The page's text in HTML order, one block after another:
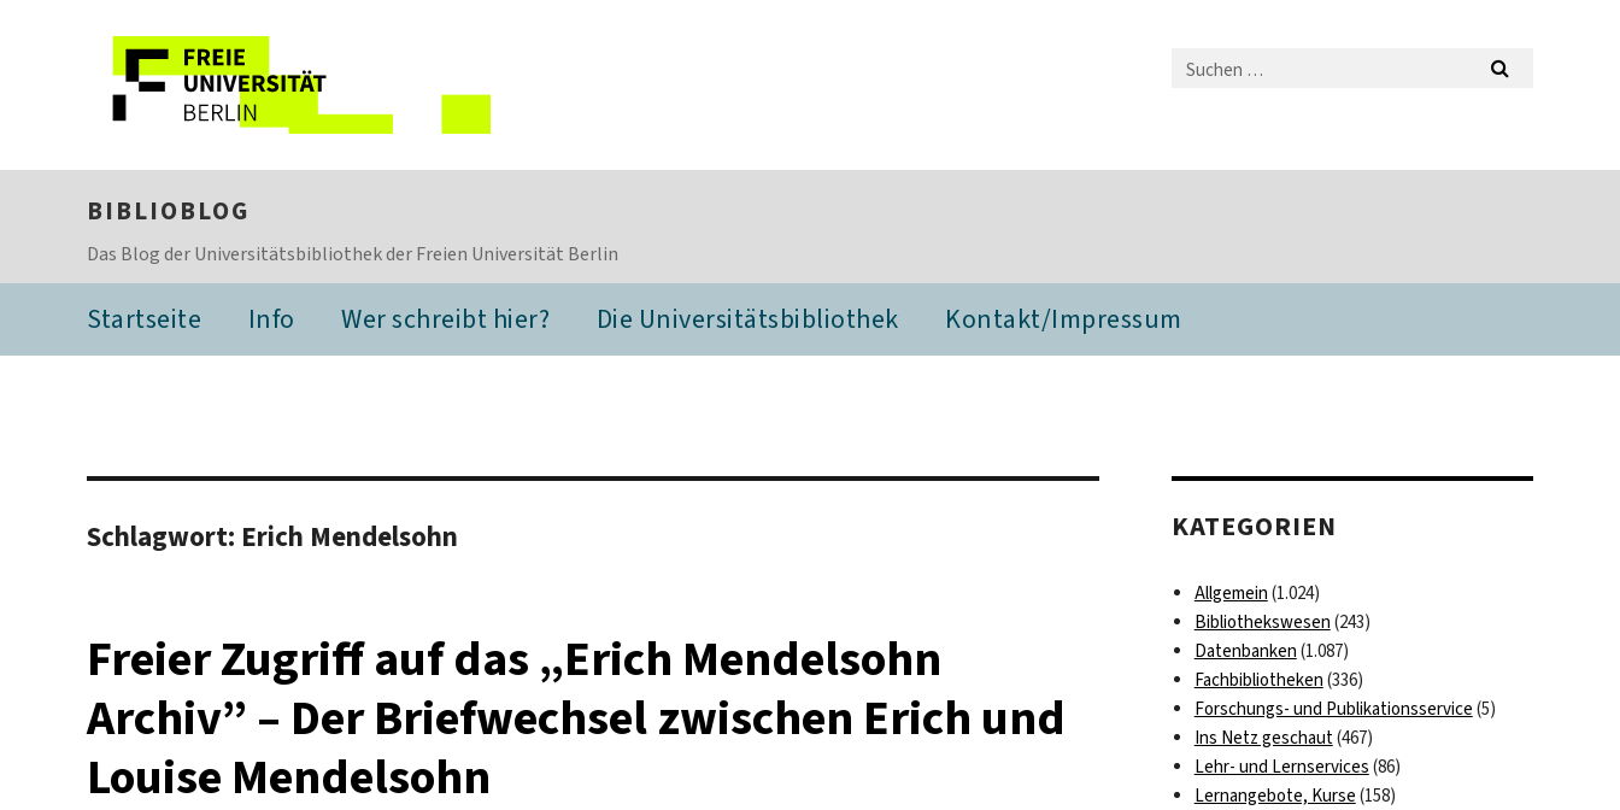
BIBLIOBLOG
Das Blog der Universitätsbibliothek der Freien Universität Berlin
Startseite Info Wer schreibt hier? Die Universitätsbibliothek Kontakt/Impressum
Schlagwort: Erich Mendelsohn
Freier Zugriff auf das „Erich Mendelsohn
Archiv” – Der Briefwechsel zwischen Erich und
Louise Mendelsohn
KATEGORIEN
Allgemein (1.024)
Bibliothekswesen (243)
Datenbanken (1.087)
Fachbibliotheken (336)
Forschungs- und Publikationsservice (5)
Ins Netz geschaut(467)
Lehr- und Lernservices (86)
Lernangebote, Kurse (158)